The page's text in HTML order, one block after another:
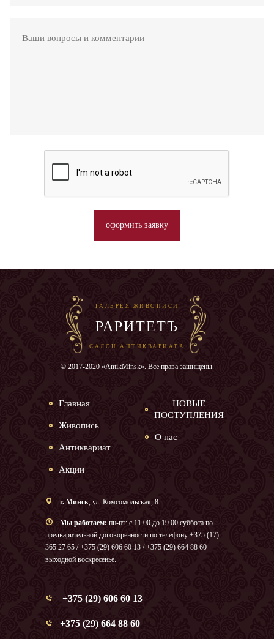
оформить заявку
ГАЛЕРЕЯ ЖИВОПИСИ
РАРИТЕТЪ
САЛОН АНТИКВАРИАТА
© 2017-2020 «AntikMinsk». Все права защищены.
Главная
Живопись
Антиквариат
Акции
НОВЫЕ
ПОСТУПЛЕНИЯ
О нас
г. Минск, ул. Комсомольская, 8
Мы работаем: пн-пт: с 11.00 до 19.00 суббота по
предварительной договоренности по телефону +375 (17)
365 27 65 / +375 (29) 606 60 13 / +375 (29) 664 88 60
выходной воскресенье.
+375 (29) 606 60 13
+375 (29) 664 88 60